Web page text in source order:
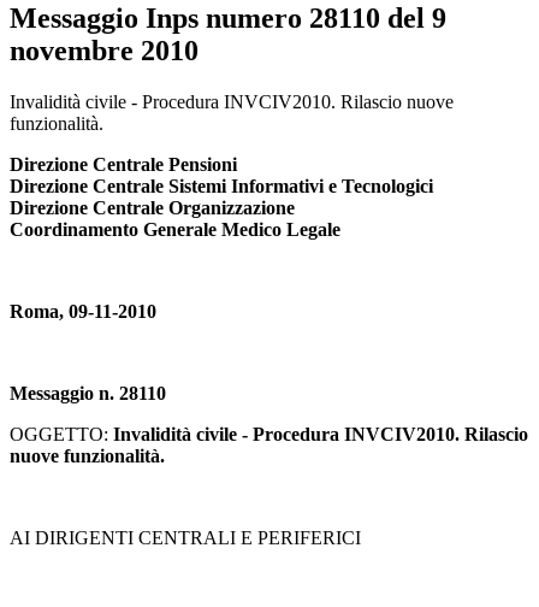
Messaggio Inps numero 28110 del 9
novembre 2010
Messaggio Inps numero 28110 del 9
Invalidità civile - Procedura INVCIV2010. Rilascio nuove
funzionalità.
Direzione Centrale Pensioni
Direzione Centrale Sistemi Informativi e Tecnologici
Direzione Centrale Organizzazione
Coordinamento Generale Medico Legale
Roma, 09-11-2010
Messaggio n. 28110
OGGETTO: Invalidità civile - Procedura INVCIV2010. Rilascio
nuove funzionalità.
AI DIRIGENTI CENTRALI E PERIFERICI